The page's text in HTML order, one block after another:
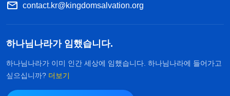
contact.kr@kingdomsalvation.org
하나님나라가 임했습니다.
하나님나라가 이미 인간 세상에 임했습니다. 하나님나라에 들어가고
싶으십니까? 더보기